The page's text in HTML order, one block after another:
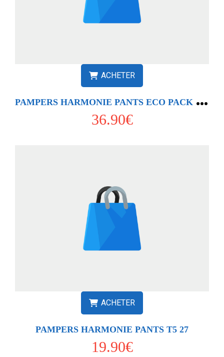
ACHETER
P
AMPERS HARMONIE PANTS ECO PACK T6 X60
36.90€
ACHETER
PAMPERS HARMONIE PANTS T5 27
19.90€